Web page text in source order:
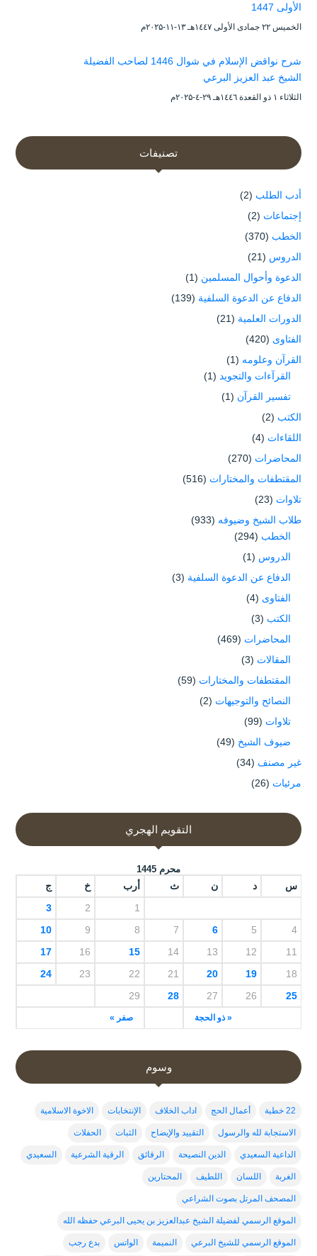
الأولى 1447
الخميس ۲۲ جمادى الأولى ۱٤٤۷هـ ۱۳-۱۱-۲۰۲۵م
شرح نواقض الإسلام في شوال 1446 لصاحب الفضيلة
الشيخ عبد العزيز البرعي
الثلاثاء ۱ ذو القعدة ۱٤٤٦هـ ۲۹-٤-۲۰۲۵م
تصنيفات
أدب الطلب (2)
إجتماعات (2)
الخطب (370)
الدروس (21)
الدعوة وأحوال المسلمين (1)
الدفاع عن الدعوة السلفية (139)
الدورات العلمية (21)
الفتاوى (420)
القرآن وعلومه (1)
القرآءات والتجويد (1)
تفسير القرآن (1)
الكتب (2)
اللقاءات (4)
المحاضرات (270)
المقتطفات والمختارات (516)
تلاوات (23)
طلاب الشيخ وضيوفه (933)
الخطب (294)
الدروس (1)
الدفاع عن الدعوة السلفية (3)
الفتاوى (4)
الكتب (3)
المحاضرات (469)
المقالات (3)
المقتطفات والمختارات (59)
النصائح والتوجيهات (2)
تلاوات (99)
ضيوف الشيخ (49)
غير مصنف (34)
مرئيات (26)
التقويم الهجري
محرم 1445
س د ن ث أرب خ ج
« ذو الحجة صفر »
1
2
3
4
5
6
7
8
9
10
11
12
13
14
15
16
17
18
19
20
21
22
23
24
25
26
27
28
29
وسوم
22 خطبة أعمال الحج اداب الخلاف الإنتخابات الاخوة الاسلامية
الاستجابة لله والرسول التقييد والإيضاح الثبات الحفلات
الداعية السعيدي الدين النصيحة الرقائق الرقية الشرعية السعيدي
الغربة اللسان اللطيف المحتارين
المصحف المرتل بصوت الشراعي
الموقع الرسمي لفضيلة الشيخ عبدالعزيز بن يحيى البرعي حفظه الله
الموقع الرسمي للشيخ البرعي النميمة الواتس بدع رجب